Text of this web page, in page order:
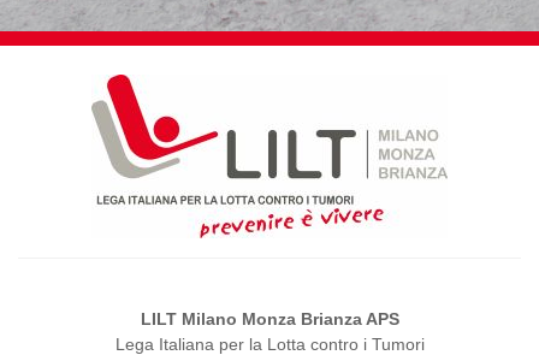
LILT Milano Monza Brianza APS
Lega Italiana per la Lotta contro i Tumori